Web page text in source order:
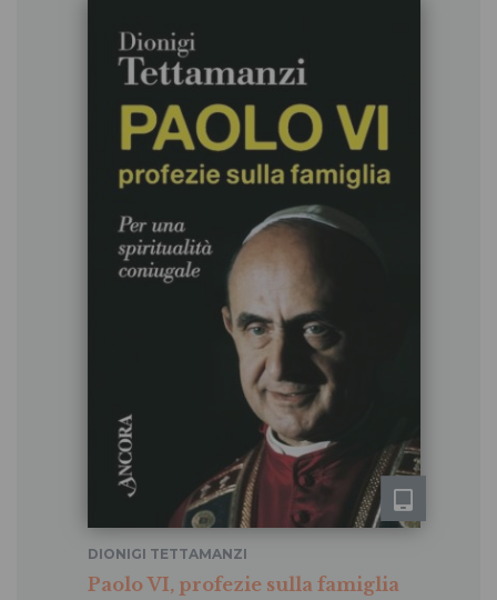
Paolo VI, profezie sulla famiglia
DIONIGI TETTAMANZI